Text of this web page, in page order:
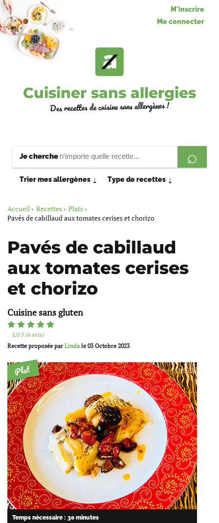
M'inscrire
Me connecter
Cuisiner sans allergies
Des recettes de cuisine sans allergènes !
Je cherche
Trier mes allergènes ⇣ Type de recettes ⇣
Accueil Recettes
Plats
Pavés de cabillaud aux tomates cerises et chorizo
Pavés de cabillaud
aux tomates cerises
et chorizo
Cuisine sans gluten
5,0/5 (6 avis)
Recette proposée par Linda le 03 Octobre 2023
Plat
Temps nécessaire : 30 minutes